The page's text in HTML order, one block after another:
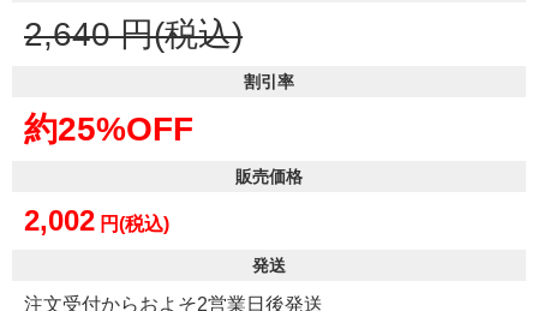
2,640 円(税込)
割引率
約25%OFF
販売価格
2,002 円(税込)
発送
注文受付からおよそ2営業日後発送